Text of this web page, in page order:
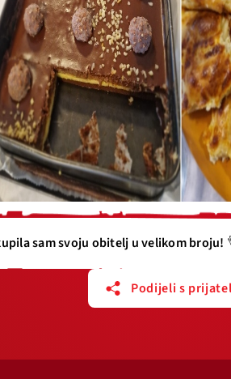
sam svoju obitelj u velikom broju!
Podijeli s